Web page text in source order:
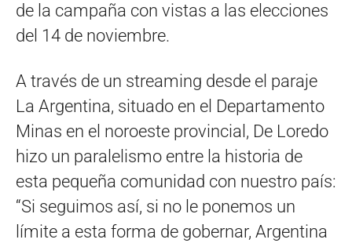
de la campaña con vistas a las elecciones
del 14 de noviembre.
A través de un streaming desde el paraje
La Argentina, situado en el Departamento
Minas en el noroeste provincial, De Loredo
hizo un paralelismo entre la historia de
esta pequeña comunidad con nuestro país:
“Si seguimos así, si no le ponemos un
límite a esta forma de gobernar, Argentina